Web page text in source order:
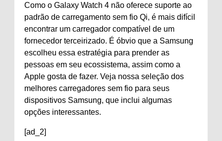
Como o Galaxy Watch 4 não oferece suporte ao
padrão de carregamento sem fio Qi, é mais difícil
encontrar um carregador compatível de um
fornecedor terceirizado. É óbvio que a Samsung
escolheu essa estratégia para prender as
pessoas em seu ecossistema, assim como a
Apple gosta de fazer. Veja nossa seleção dos
melhores carregadores sem fio para seus
dispositivos Samsung, que inclui algumas
opções interessantes.
[ad_2]